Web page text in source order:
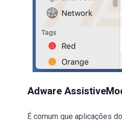
Adware
É comum que aplicações